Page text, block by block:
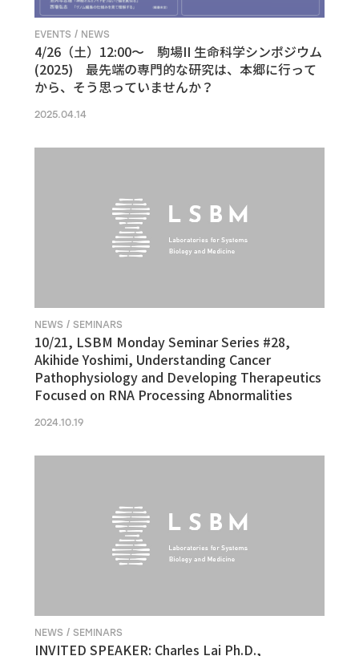
EVENTS / NEWS
4/26（土）12:00〜 駒場II 生命科学シンポジウム
(2025) 最先端の専門的な研究は、本郷に行って
から、そう思っていませんか？
2025.04.14
NEWS / SEMINARS
10/21, LSBM Monday Seminar Series #28,
Akihide Yoshimi, Understanding Cancer
Pathophysiology and Developing Therapeutics
Focused on RNA Processing Abnormalities
2024.10.19
NEWS / SEMINARS
INVITED SPEAKER: Charles Lai Ph.D.,